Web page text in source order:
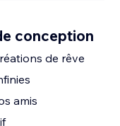
conception
de rêve
amis